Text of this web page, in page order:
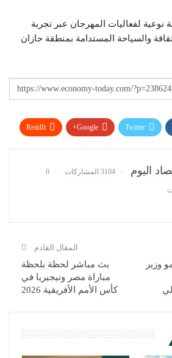
نوعية لفعاليات المهرجان عبر تجربة
والسياحة المستدامة بمنطقة جازان
Twitter
Google+
ReddIt
اليوم 3104 المشاركات 0
وزير
المقال القادم
بث مباشر لحظة بلحظة
مباراة مصر ونيجيريا في
كأس الأمم الأفريقية 2026